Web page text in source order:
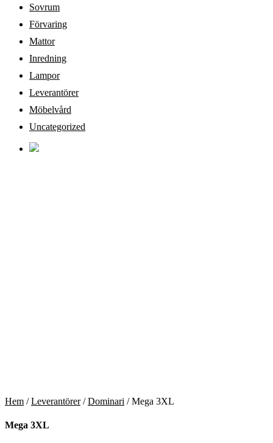
Sovrum
Förvaring
Mattor
Inredning
Lampor
Leverantörer
Möbelvård
Uncategorized
Hem /Leverantörer/Dominari / Mega 3XL
Mega 3XL